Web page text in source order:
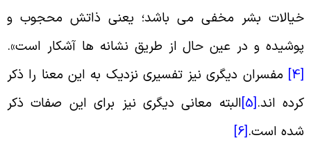
بشر مخفى مى‏ باشد؛ یعنى ذاتش محجوب و
و در عین حال از طریق نشانه ‏ها آشکار است».
مفسران دیگری نیز تفسیری نزدیک به این معنا را ذکر
اند.
[5]
البته معانی دیگری نیز برای این صفات ذکر
است.
[6]